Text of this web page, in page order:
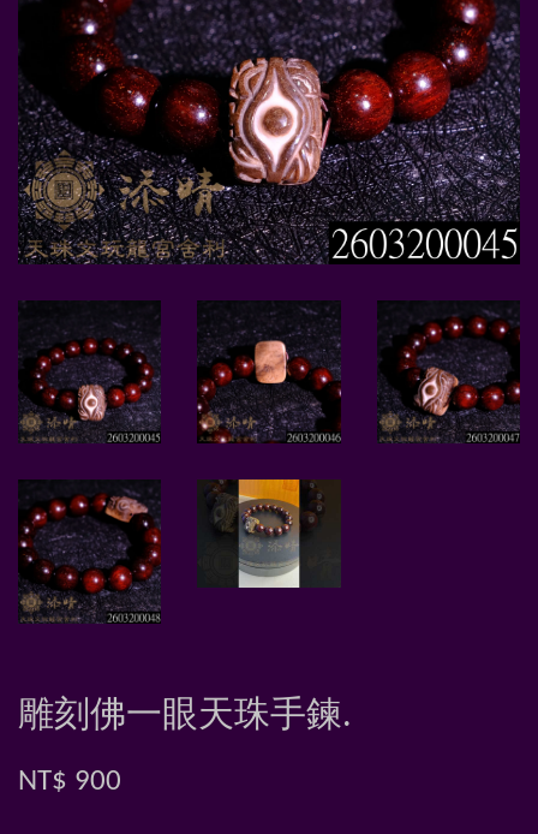
雕刻佛一眼天珠手鍊.
NT$ 900